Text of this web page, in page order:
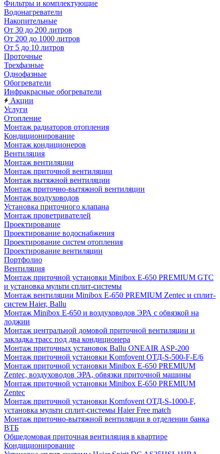
Фильтры и комплектующие
Водонагреватели
Накопительные
От 30 до 200 литров
От 200 до 1000 литров
От 5 до 10 литров
Проточные
Трехфазные
Однофазные
Обогреватели
Инфракрасные обогреватели
Акции
Услуги
Отопление
Монтаж радиаторов отопления
Кондиционирование
Монтаж кондиционеров
Вентиляция
Монтаж вентиляции
Монтаж приточной вентиляции
Монтаж вытяжной вентиляции
Монтаж приточно-вытяжной вентиляции
Монтаж воздуховодов
Установка приточного клапана
Монтаж проветривателей
Проектирование
Проектирование водоснабжения
Проектирование систем отопления
Проектирование вентиляции
Портфолио
Вентиляция
Монтаж приточной установки Minibox E-650 PREMIUM GTC
и установка мульти сплит-системы
Монтаж вентиляции Minibox E-650 PREMIUM Zentec и сплит-
систем Haier, Ballu
Монтаж Minibox E-650 и воздуховодов ЭРА с обвязкой на
лоджии
Монтаж центральной домовой приточной вентиляции и
закладка трасс под два кондиционера
Монтаж приточных установок Ballu ONEAIR ASP-200
Монтаж приточной установки Komfovent ОТД-S-500-F-E/6
Монтаж приточной установки Minibox E-650 PREMIUM
Zentec, воздуховодов ЭРА, обвязки приточной машины
Монтаж приточной установки Minibox E-650 PREMIUM
Zentec
Монтаж приточной установки Komfovent ОТД-S-1000-F,
установка мульти сплит-системы Haier Free match
Монтаж приточно-вытяжной вентиляции в отделении банка
ВТБ
Общедомовая приточная вентиляция в квартире
Кондиционирование